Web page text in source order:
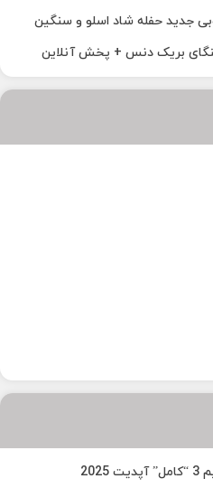
جدید حفله شاد اسلو و سنگین
بریک دنس + پخش آنلاین